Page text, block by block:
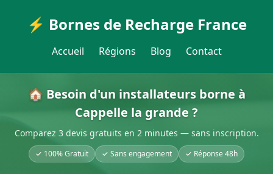
⚡ Bornes de Recharge France
Accueil Régions Blog Contact
🏠 Besoin d'un installateurs borne à
Cappelle la grande ?
Comparez 3 devis gratuits en 2 minutes — sans inscription.
✓ 100% Gratuit ✓ Sans engagement ✓ Réponse 48h